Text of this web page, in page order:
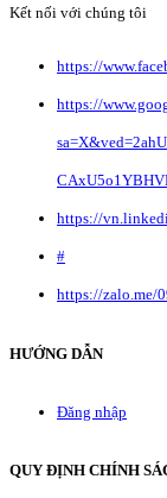
Kết nối với chúng tôi
https://
https://
https://
#
https://zalo.me/
HƯỚNG DẪN
Đăng nhập
QUY ĐỊNH CHÍNH